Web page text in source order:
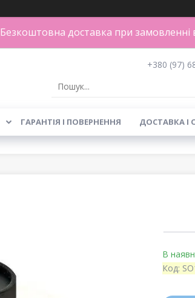
Безкоштовна доставка при замовленні
+380 (97)
ГАРАНТІЯ І ПОВЕРНЕННЯ ДОСТАВКА І
В
Код: